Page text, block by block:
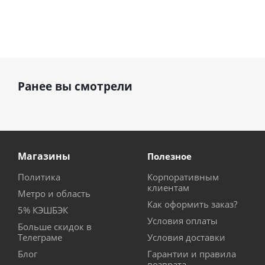
Ранее вы смотрели
Магазины
Политика
Метро и область
5% КЭШБЭК
Больше скидок в
Телеграме
Блог
Полезное
Корпоративным
клиентам
Как оформить заказ?
Условия оплаты
Условия доставки
Гарантии и правила